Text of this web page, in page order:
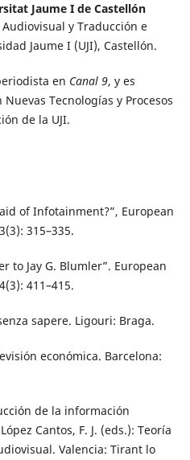
Jaume I de Castellón
y Traducción e
Jaume I (UJI), Castellón.
en Canal 9, y es
Tecnologías y Procesos
de la UJI.
of Infotainment?”, European
315–335.
to Jay G. Blumler”. European
411–415.
sapere. Ligouri: Braga.
económica. Barcelona:
de la información
Cantos, F. J. (eds.): Teoría
Valencia: Tirant lo